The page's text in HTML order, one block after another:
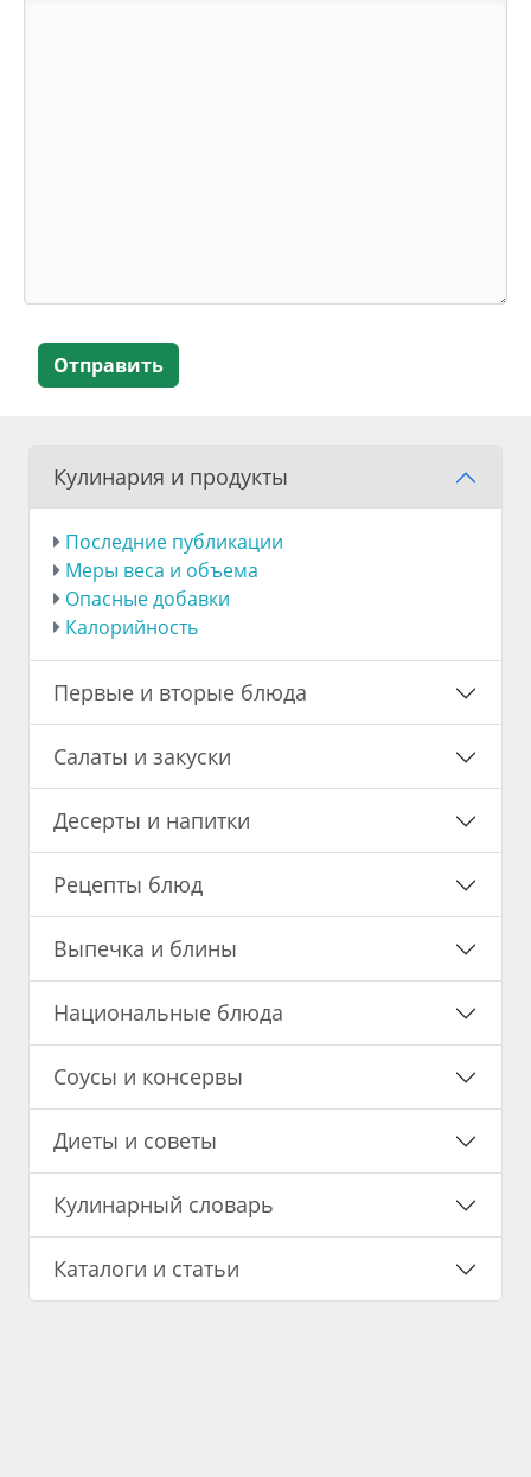
Отправить
Кулинария и продукты
Последние публикации
Меры веса и объема
Опасные добавки
Калорийность
Первые и вторые блюда
Салаты и закуски
Десерты и напитки
Рецепты блюд
Выпечка и блины
Национальные блюда
Соусы и консервы
Диеты и советы
Кулинарный словарь
Каталоги и статьи